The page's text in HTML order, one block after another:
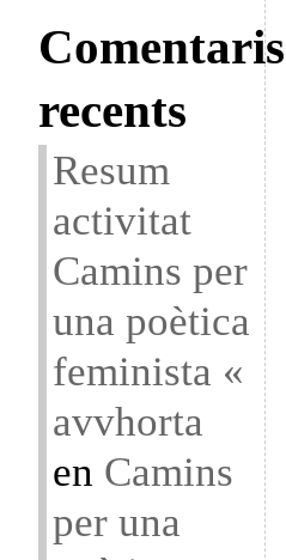
Comentaris
recents
Resum
activitat
Camins per
una poètica
feminista «
avvhorta
en Camins
per una